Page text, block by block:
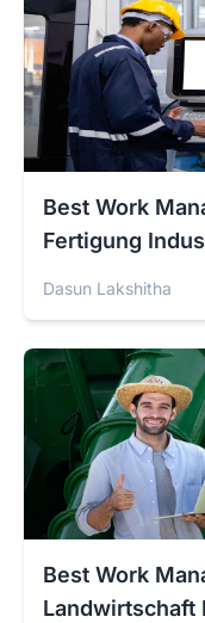
Best Work
Fertigung
Dasun Lakshitha
Best Work
Landwirtschaft